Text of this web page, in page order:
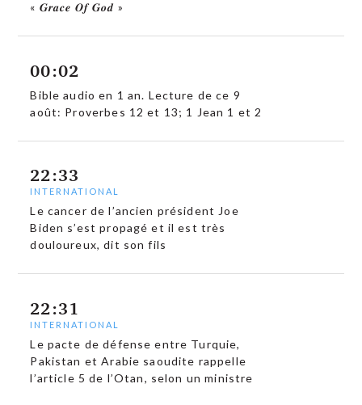
« 𝑮𝒓𝒂𝒄𝒆 𝑶𝒇 𝑮𝒐𝒅 »
00:02
Bible audio en 1 an. Lecture de ce 9
août: Proverbes 12 et 13; 1 Jean 1 et 2
22:33
INTERNATIONAL
Le cancer de l’ancien président Joe
Biden s’est propagé et il est très
douloureux, dit son fils
22:31
INTERNATIONAL
Le pacte de défense entre Turquie,
Pakistan et Arabie saoudite rappelle
l’article 5 de l’Otan, selon un ministre